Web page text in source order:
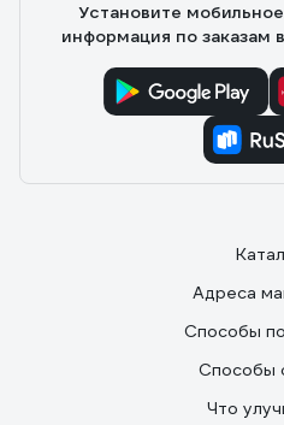
Установите
информация по заказам
Адреса
Способы
Способы
Что